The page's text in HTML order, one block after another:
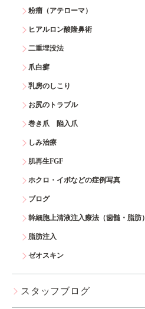
粉瘤（アテローマ）
ヒアルロン酸隆鼻術
二重埋没法
爪白癬
乳房のしこり
お尻のトラブル
巻き爪 陥入爪
しみ治療
肌再生FGF
ホクロ・イボなどの症例写真
ブログ
幹細胞上清液注入療法（歯髄・脂肪）
脂肪注入
ゼオスキン
スタッフブログ